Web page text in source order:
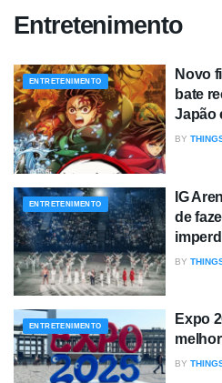
Entretenimento
ENTRETENIMENTO
Novo
bate
Japão
BY
ENTRETENIMENTO
IG
de
BY
ENTRETENIMENTO
Expo
BY